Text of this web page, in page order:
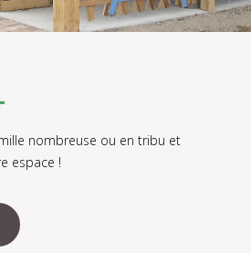
nombreuse ou en tribu et
espace !